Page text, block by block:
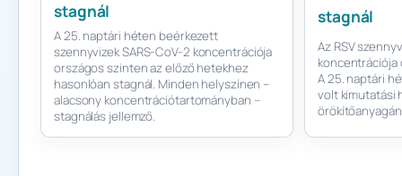
stagnál
A 25. naptári héten beérkezett
szennyvizek SARS-CoV-2 koncentrációja
országos szinten az előző hetekhez
hasonlóan stagnál. Minden helyszínen –
alacsony koncentrációtartományban –
stagnálás jellemző.
stagnál
Az RSV
koncentrációja
A 25. naptári
volt kimutatási